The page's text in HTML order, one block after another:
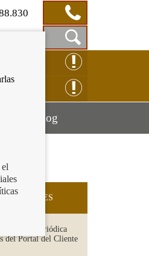
Mostrar
Caja
de
Búsqueda
BlogMostrar
NOVEDADES
de forma periódica
del Portal del Cliente
el